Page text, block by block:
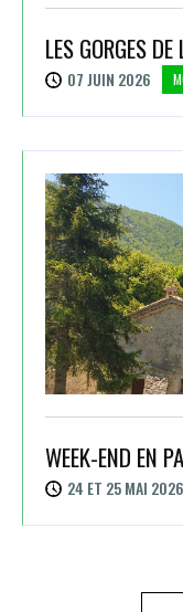
LES GORGES
07 JUIN 2026
WEEK-END EN
24 ET 25 MAI 2026